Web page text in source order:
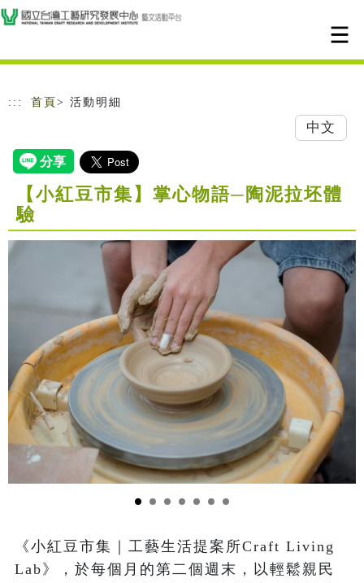
跳到主要內容
網站導覽
::: 首頁 > 活動明細
中文
【小紅豆市集】掌心物語─陶泥拉坯體
驗
《小紅豆市集｜工藝生活提案所Craft Living
Lab》，於每個月的第二個週末，以輕鬆親民